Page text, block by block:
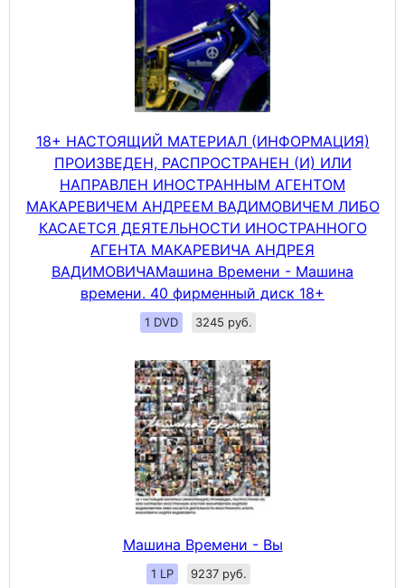
18+ НАСТОЯЩИЙ МАТЕРИАЛ (ИНФОРМАЦИЯ)
ПРОИЗВЕДЕН, РАСПРОСТРАНЕН (И) ИЛИ
НАПРАВЛЕН ИНОСТРАННЫМ АГЕНТОМ
МАКАРЕВИЧЕМ АНДРЕЕМ ВАДИМОВИЧЕМ ЛИБО
КАСАЕТСЯ ДЕЯТЕЛЬНОСТИ ИНОСТРАННОГО
АГЕНТА МАКАРЕВИЧА АНДРЕЯ
ВАДИМОВИЧАМашина Времени - Машина
времени. 40 фирменный диск 18+
1 DVD 3245 руб.
Машина Времени - Вы
1 LP 9237 руб.